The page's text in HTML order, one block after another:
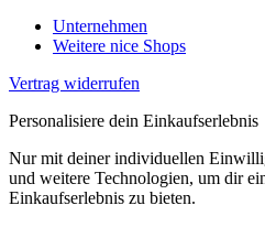
Unternehmen
Weitere nice Shops
Vertrag widerrufen
Personalisiere dein Einkaufserlebnis
Nur mit deiner individuellen
und weitere Technologien, um dir
Einkaufserlebnis zu bieten.